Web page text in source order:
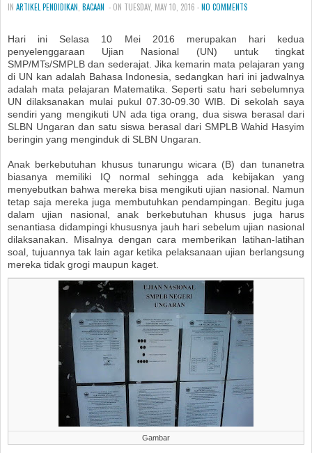
IN ARTIKEL PENDIDIKAN BACAAN - ON TUESDAY, MAY 10, 2016 -NO COMMENTS
Hari ini Selasa 10 Mei 2016 merupakan hari kedua
penyelenggaraan Ujian Nasional (UN) untuk tingkat
SMP/MTs/SMPLB dan sederajat. Jika kemarin mata pelajaran yang
di UN kan adalah Bahasa Indonesia, sedangkan hari ini jadwalnya
adalah mata pelajaran Matematika. Seperti satu hari sebelumnya
UN dilaksanakan mulai pukul 07.30-09.30 WIB. Di sekolah saya
sendiri yang mengikuti UN ada tiga orang, dua siswa berasal dari
SLBN Ungaran dan satu siswa berasal dari SMPLB Wahid Hasyim
beringin yang menginduk di SLBN Ungaran.
Anak berkebutuhan khusus tunarungu wicara (B) dan tunanetra
biasanya memiliki IQ normal sehingga ada kebijakan yang
menyebutkan bahwa mereka bisa mengikuti ujian nasional. Namun
tetap saja mereka juga membutuhkan pendampingan. Begitu juga
dalam ujian nasional, anak berkebutuhan khusus juga harus
senantiasa didampingi khususnya jauh hari sebelum ujian nasional
dilaksanakan. Misalnya dengan cara memberikan latihan-latihan
soal, tujuannya tak lain agar ketika pelaksanaan ujian berlangsung
mereka tidak grogi maupun kaget.
Gambar